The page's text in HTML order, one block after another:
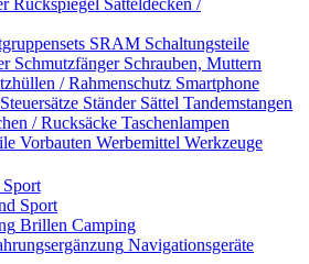
SRAM Schaltungsteile
Schmutzfänger Schrauben, Muttern
/ Rahmenschutz Smartphone
Steuersätze Ständer Sättel Tandemstangen
/ Rucksäcke Taschenlampen
Vorbauten Werbemittel Werkzeuge
Sport
Brillen Camping
Navigationsgeräte